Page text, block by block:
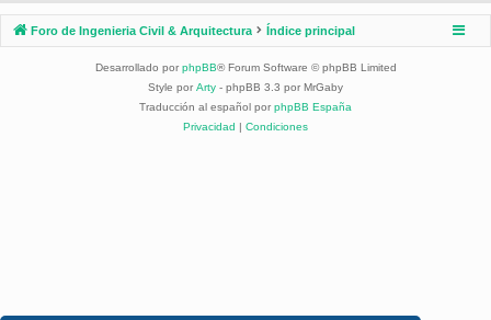
Foro de Ingenieria Civil & Arquitectura Índice principal
Desarrollado por phpBB® Forum Software © phpBB Limited
Style por Arty - phpBB 3.3 por MrGaby
Traducción al español por phpBB España
Privacidad | Condiciones